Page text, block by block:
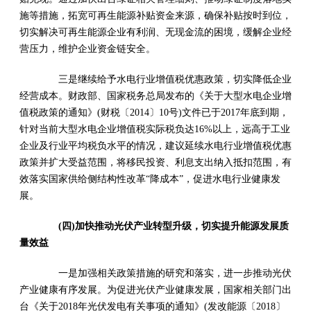
施等措施，拓宽可再生能源补贴资金来源，确保补贴按时到位，
切实解决可再生能源企业有利润、无现金流的困境，缓解企业经
营压力，维护企业资金链安全。
三是继续给予水电行业增值税优惠政策，切实降低企业
经营成本。财政部、国家税务总局发布的《关于大型水电企业增
值税政策的通知》(财税〔2014〕10号)文件已于2017年底到期，
针对当前大型水电企业增值税实际税负达16%以上，远高于工业
企业及行业平均税负水平的情况，建议延续水电行业增值税优惠
政策并扩大受益范围，将移民投资、利息支出纳入抵扣范围，有
效落实国家供给侧结构性改革“降成本”，促进水电行业健康发
展。
(四)加快推动光伏产业转型升级，切实提升能源发展质
量效益
一是加强相关政策措施的研究和落实，进一步推动光伏
产业健康有序发展。为促进光伏产业健康发展，国家相关部门出
台《关于2018年光伏发电有关事项的通知》(发改能源〔2018〕